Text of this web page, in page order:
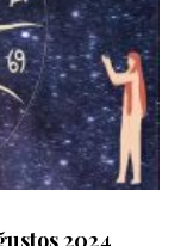
2024